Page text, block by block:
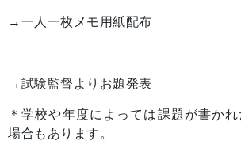
→一人一枚メモ用紙配布
→試験監督よりお題発表
＊学校や年度によっては課題が書か
場合もあります。